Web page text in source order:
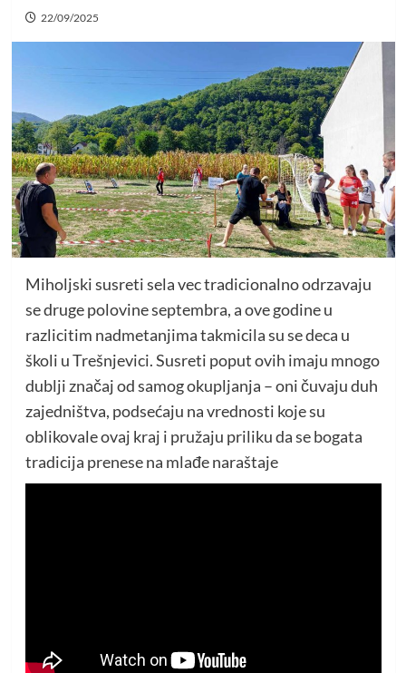
22/09/2025
Miholjski susreti sela vec tradicionalno odrzavaju
se druge polovine septembra, a ove godine u
razlicitim nadmetanjima takmicila su se deca u
školi u Trešnjevici. Susreti poput ovih imaju mnogo
dublji značaj od samog okupljanja – oni čuvaju duh
zajedništva, podsećaju na vrednosti koje su
oblikovale ovaj kraj i pružaju priliku da se bogata
tradicija prenese na mlađe naraštaje